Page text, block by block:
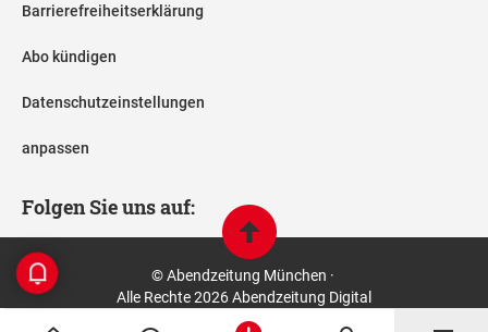
Barrierefreiheitserklärung
Abo kündigen
Datenschutzeinstellungen
anpassen
Folgen Sie uns auf:
© Abendzeitung München ·
Alle Rechte 2026 Abendzeitung Digital